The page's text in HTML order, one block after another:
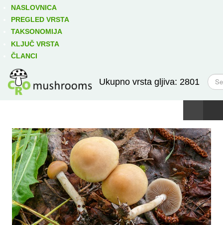
NASLOVNICA
PREGLED VRSTA
TAKSONOMIJA
KLJUČ VRSTA
ČLANCI
Ukupno vrsta gljiva: 2801
T
r
Izravno podređene niže takse: